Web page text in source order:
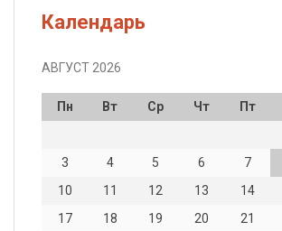
Календарь
АВГУСТ 2026
Пн Вт Ср Чт Пт
3
4 5 6 7
10
11 12 13 14
17
18 19 20 21